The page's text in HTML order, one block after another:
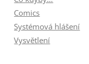
Comics
Systémová hlášení
Vysvětlení